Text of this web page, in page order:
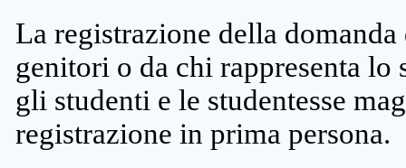
La registrazione della
genitori o da chi rappresenta lo
gli studenti e le studentesse
registrazione in prima persona.